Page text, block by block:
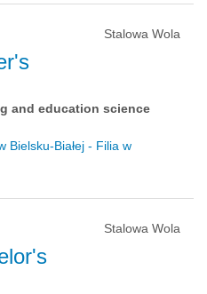
Stalowa Wola
and education science
Bielsku-Białej - Filia w
Stalowa Wola